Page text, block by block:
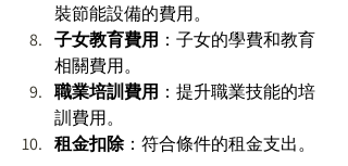
裝節能設備的費用。
子女教育費用 ：子女的學費和教育
相關費用。
職業培訓費用 ：提升職業技能的培
訓費用。
租金扣除：符合條件的租金支出。